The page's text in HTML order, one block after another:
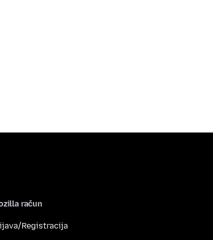
račun
Registracija